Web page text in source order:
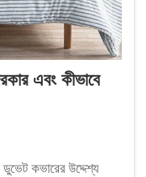
এবং কীভাবে
কভারের উদ্দেশ্য